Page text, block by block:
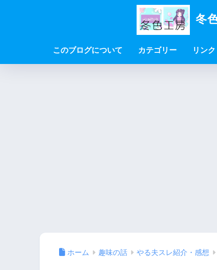
冬
このブログについて カテゴリー リンク
ホーム 趣味の話 やる夫スレ紹介・感想